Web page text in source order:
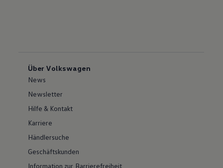
Über Volkswagen
News
Newsletter
Hilfe & Kontakt
Karriere
Händlersuche
Geschäftskunden
Information zur Barrierefreiheit